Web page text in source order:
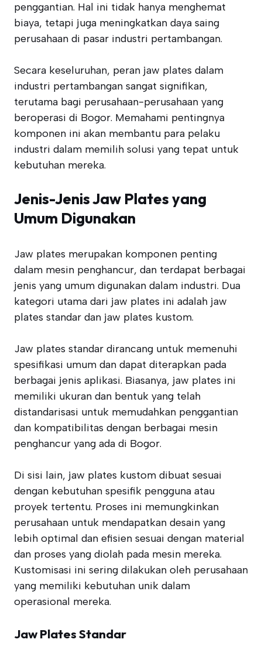
penggantian. Hal ini tidak hanya menghemat
biaya, tetapi juga meningkatkan daya saing
perusahaan di pasar industri pertambangan.
Secara keseluruhan, peran jaw plates dalam
industri pertambangan sangat signifikan,
terutama bagi perusahaan-perusahaan yang
beroperasi di Bogor. Memahami pentingnya
komponen ini akan membantu para pelaku
industri dalam memilih solusi yang tepat untuk
kebutuhan mereka.
Jenis-Jenis Jaw Plates yang
Umum Digunakan
Jaw plates merupakan komponen penting
dalam mesin penghancur, dan terdapat berbagai
jenis yang umum digunakan dalam industri. Dua
kategori utama dari jaw plates ini adalah jaw
plates standar dan jaw plates kustom.
Jaw plates standar dirancang untuk memenuhi
spesifikasi umum dan dapat diterapkan pada
berbagai jenis aplikasi. Biasanya, jaw plates ini
memiliki ukuran dan bentuk yang telah
distandarisasi untuk memudahkan penggantian
dan kompatibilitas dengan berbagai mesin
penghancur yang ada di Bogor.
Di sisi lain, jaw plates kustom dibuat sesuai
dengan kebutuhan spesifik pengguna atau
proyek tertentu. Proses ini memungkinkan
perusahaan untuk mendapatkan desain yang
lebih optimal dan efisien sesuai dengan material
dan proses yang diolah pada mesin mereka.
Kustomisasi ini sering dilakukan oleh perusahaan
yang memiliki kebutuhan unik dalam
operasional mereka.
Jaw Plates Standar